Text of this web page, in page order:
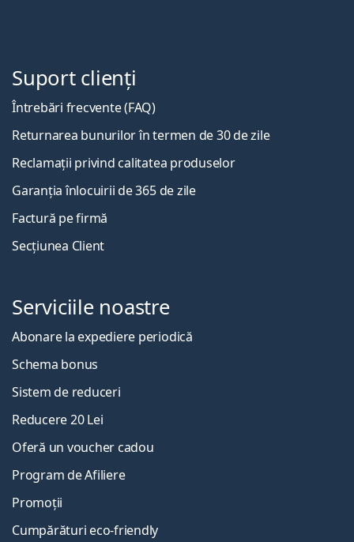
Suport clienți
Întrebări frecvente (FAQ)
Returnarea bunurilor în termen de 30 de zile
Reclamații privind calitatea produselor
Garanția înlocuirii de 365 de zile
Factură pe firmă
Secțiunea Client
Serviciile noastre
Abonare la expediere periodică
Schema bonus
Sistem de reduceri
Reducere 20 Lei
Oferă un voucher cadou
Program de Afiliere
Promoții
Cumpărături eco-friendly